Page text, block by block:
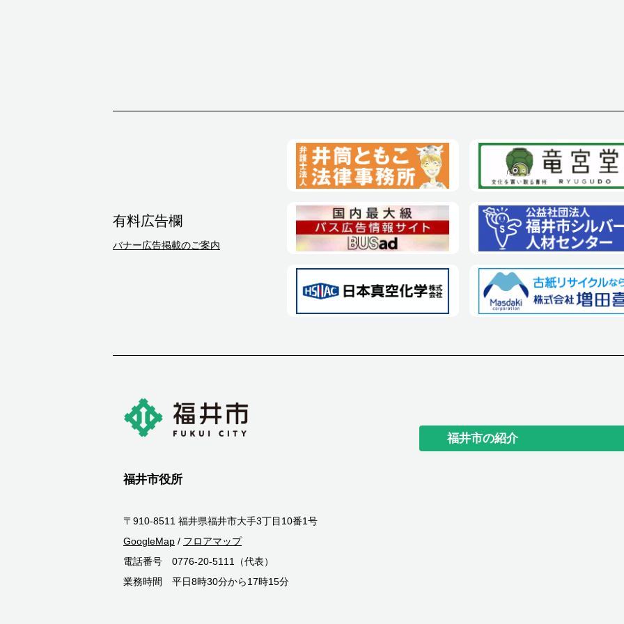
有料広告欄
バナー広告掲載のご案内
福井市役所
〒910-8511 福井県福井市大手3丁目10番1号
GoogleMap / フロアマップ
電話番号 0776-20-5111（代表）
業務時間 平日8時30分から17時15分
福井市の紹介